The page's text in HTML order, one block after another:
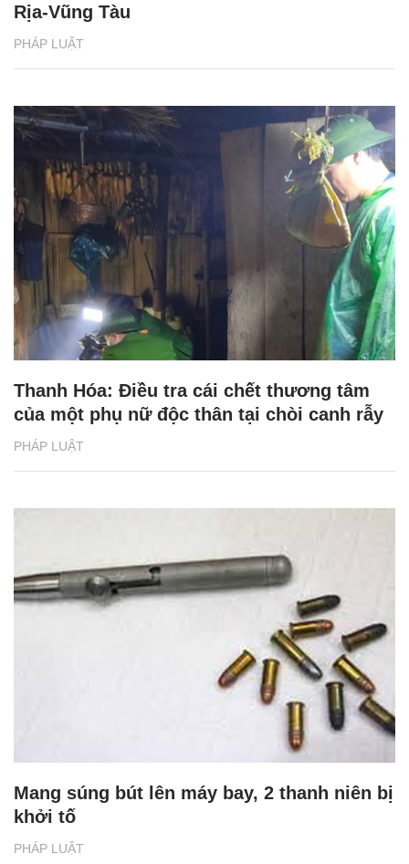
PHÁP LUẬT
Rịa-Vũng Tàu
PHÁP LUẬT
Thanh Hóa: Điều tra cái chết thương tâm
của một phụ nữ độc thân tại chòi canh rẫy
PHÁP LUẬT
Mang súng bút lên máy bay, 2 thanh niên bị
khởi tố